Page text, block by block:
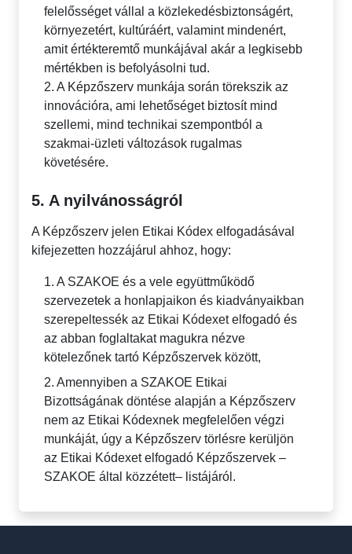
felelősséget vállal a közlekedésbiztonságért,
környezetért, kultúráért, valamint mindenért,
amit értékteremtő munkájával akár a legkisebb
mértékben is befolyásolni tud.
2. A Képzőszerv munkája során törekszik az
innovációra, ami lehetőséget biztosít mind
szellemi, mind technikai szempontból a
szakmai-üzleti változások rugalmas
követésére.
5. A nyilvánosságról
A Képzőszerv jelen Etikai Kódex elfogadásával
kifejezetten hozzájárul ahhoz, hogy:
1. A SZAKOE és a vele együttműködő
szervezetek a honlapjaikon és kiadványaikban
szerepeltessék az Etikai Kódexet elfogadó és
az abban foglaltakat magukra nézve
kötelezőnek tartó Képzőszervek között,
2. Amennyiben a SZAKOE Etikai
Bizottságának döntése alapján a Képzőszerv
nem az Etikai Kódexnek megfelelően végzi
munkáját, úgy a Képzőszerv törlésre kerüljön
az Etikai Kódexet elfogadó Képzőszervek –
SZAKOE által közzétett– listájáról.